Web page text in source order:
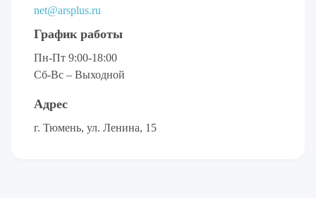
net@arsplus.ru
График работы
Пн-Пт 9:00-18:00
Сб-Вс – Выходной
Адрес
г. Тюмень, ул. Ленина, 15